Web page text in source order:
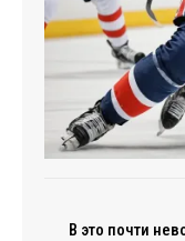
В это почти